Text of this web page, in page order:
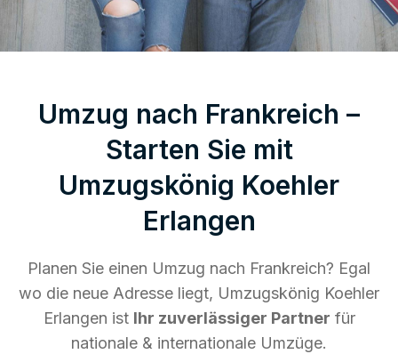
Umzug nach Frankreich –
Starten Sie mit
Umzugskönig Koehler
Erlangen
Planen Sie einen Umzug nach Frankreich? Egal
wo die neue Adresse liegt, Umzugskönig Koehler
Erlangen ist Ihr zuverlässiger Partner für
nationale & internationale Umzüge.